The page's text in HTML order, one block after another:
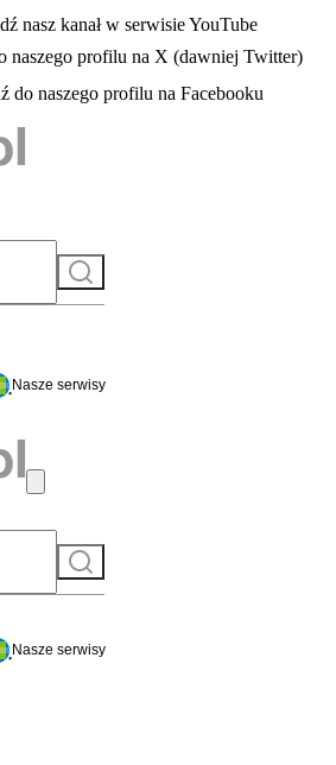
się w nowej karcie
nasz kanał w serwisie YouTube
karcie
naszego profilu na X (dawniej Twitter)
się w nowej karcie
do naszego profilu na Facebooku
Szukaj
do serwisu
Nasze serwisy
Szukaj
Nasze serwisy